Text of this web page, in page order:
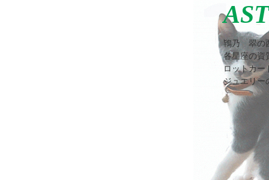
鴇乃 翠の
各星座の資
ロットカー
ジュエリー